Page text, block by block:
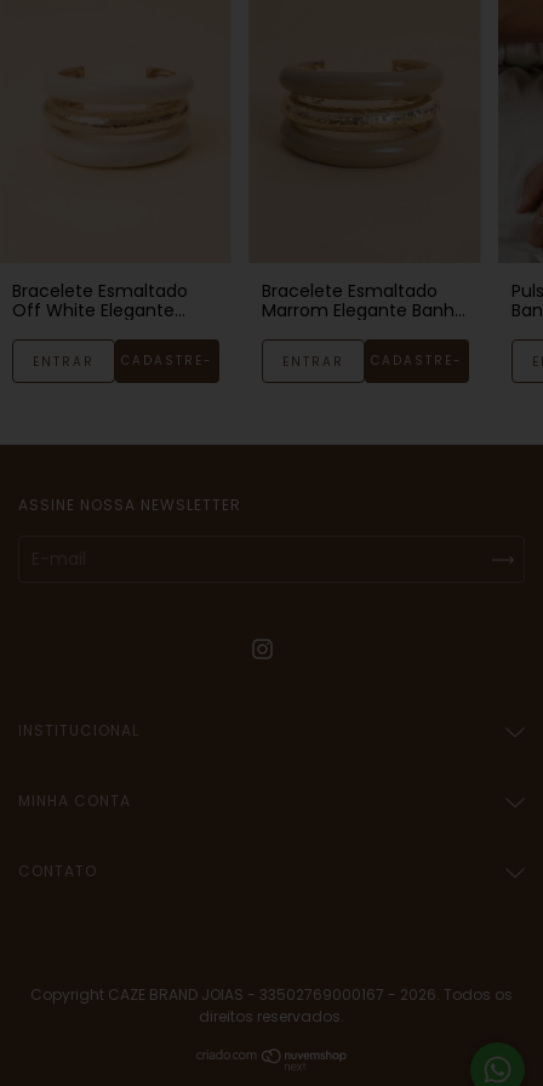
Bracelete Esmaltado
Off White Elegante
ENTRAR CADASTRE-
Bracelete Esmaltado
Marrom Elegante Banho
ENTRAR CADASTRE-
ASSINE NOSSA NEWSLETTER
INSTITUCIONAL
MINHA CONTA
CONTATO
Copyright CAZE BRAND JOIAS - 33502769000167 - 2026. Todos os
direitos reservados.